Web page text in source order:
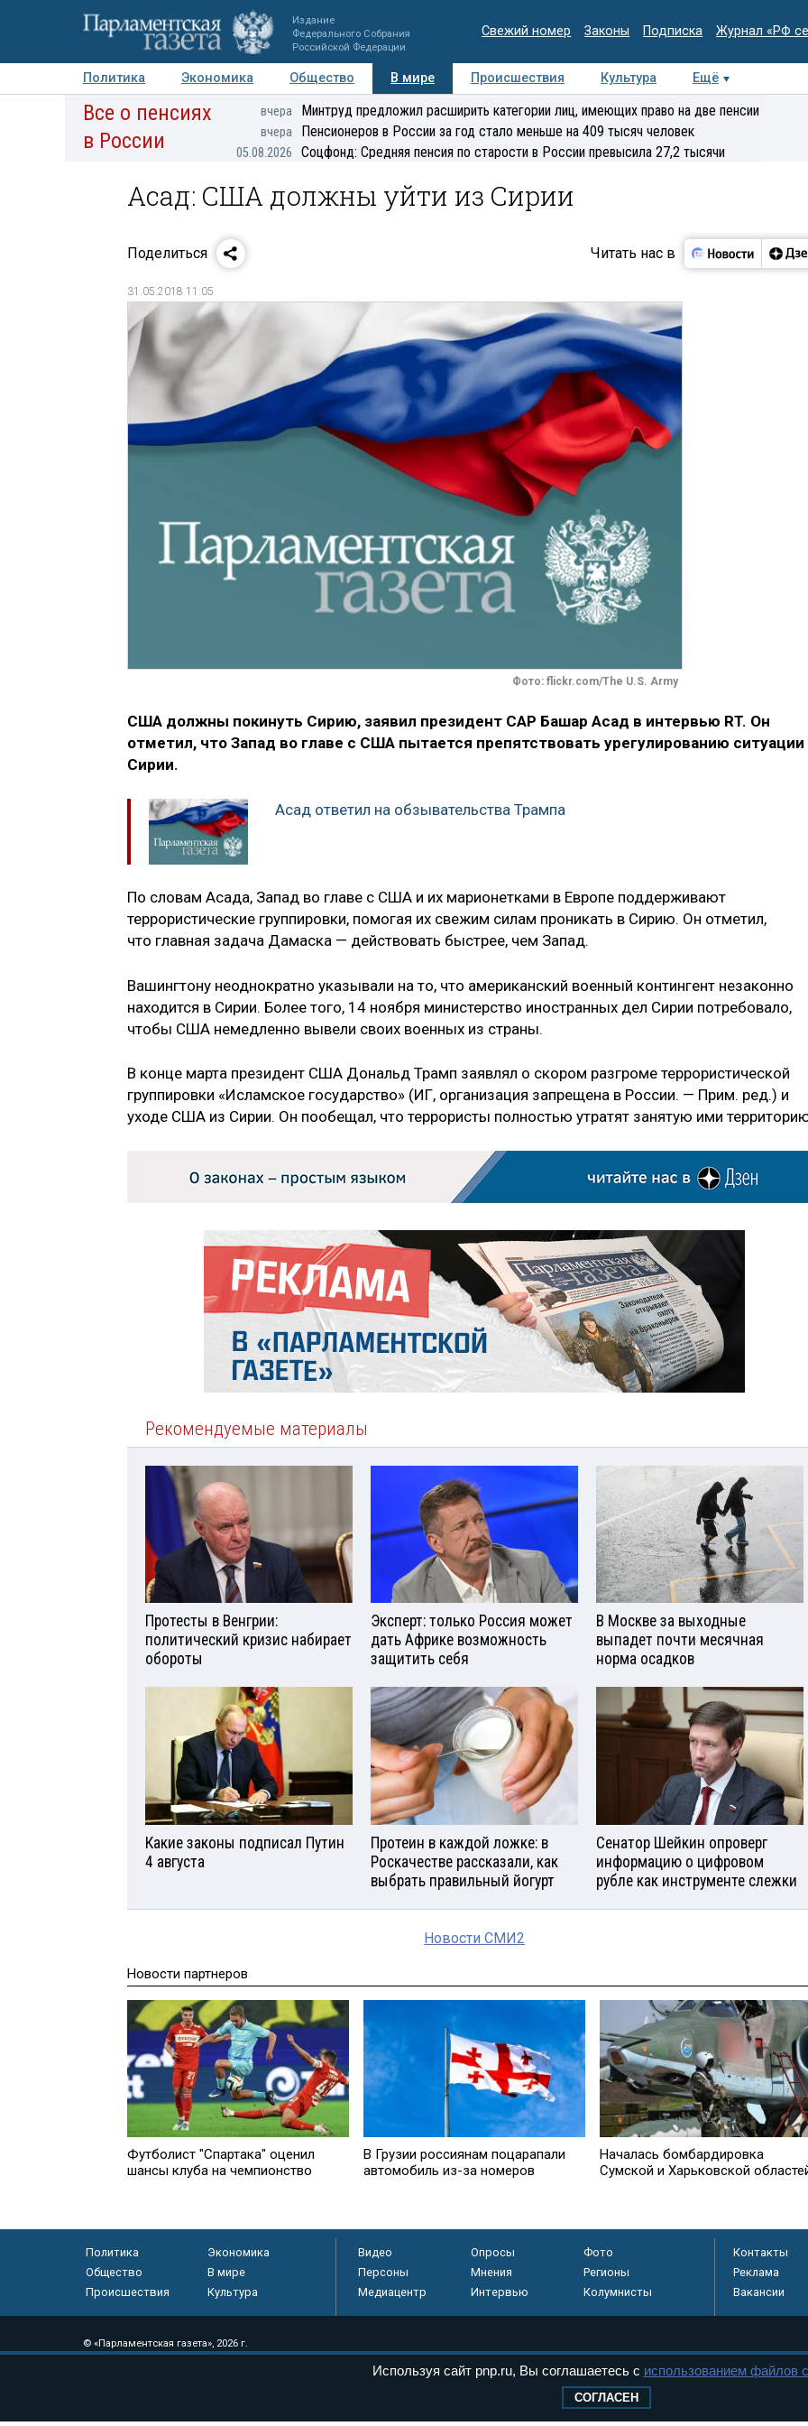
Издание
Федерального Собрания
Российской Федерации
Свежий номер Законы Подписка Журнал «РФ
Политика Экономика Общество В мире Происшествия Культура
Ещё
Авторы Персоны Мнения Регионы Медиацентр Интервью Колумнисты
Все о пенсиях
в России
вчера Минтруд предложил расширить категории лиц, имеющих право на две пенсии
вчера Пенсионеров в России за год стало меньше на 409 тысяч человек
05.08.2026 Соцфонд: Средняя пенсия по старости в России превысила 27,2 тысячи
Асад: США должны уйти из Сирии
Поделиться Читать нас в
31.05.2018 11:05
Фото: flickr.com/The U.S. Army
США должны покинуть Сирию, заявил президент САР Башар Асад в интервью RT. Он
отметил, что Запад во главе с США пытается препятствовать урегулированию ситуации
Сирии.
Асад ответил на обзывательства Трампа
По словам Асада, Запад во главе с США и их марионетками в Европе поддерживают
террористические группировки, помогая их свежим силам проникать в Сирию. Он отметил,
что главная задача Дамаска — действовать быстрее, чем Запад.
Вашингтону неоднократно указывали на то, что американский военный контингент незаконно
находится в Сирии. Более того, 14 ноября министерство иностранных дел Сирии потребовало,
чтобы США немедленно вывели своих военных из страны.
В конце марта президент США Дональд Трамп заявлял о скором разгроме террористической
группировки «Исламское государство» (ИГ, организация запрещена в России. — Прим. ред.) и
уходе США из Сирии. Он пообещал, что террористы полностью утратят занятую ими
Рекомендуемые материалы
Протесты в Венгрии:
политический кризис набирает
обороты
Эксперт: только Россия может
дать Африке возможность
защитить себя
В Москве за выходные
выпадет почти месячная
норма осадков
Какие законы подписал Путин
4 августа
Протеин в каждой ложке: в
Роскачестве рассказали, как
выбрать правильный йогурт
Сенатор Шейкин опроверг
информацию о цифровом
рубле как инструменте слежки
Новости СМИ2
Новости партнеров
Футболист "Спартака" оценил
шансы клуба на чемпионство
В Грузии россиянам поцарапали
автомобиль из-за номеров
Началась бомбардировка
Сумской и Харьковской
Политика
Экономика
Общество
В мире
Происшествия
Культура
Видео Опросы
Фото
Персоны
Мнения
Регионы
Медиацентр
Интервью Колумнисты
Контакты
Реклама
Вакансии
© «Парламентская газета», 2026 г.
Электронное периодическое издание «Парламентская газета» зарегистрировано в
Свидетельство о регистрации Эл № ФС77-46097
Используя сайт pnp.ru, Вы соглашаетесь с использованием файлов
СОГЛАСЕН